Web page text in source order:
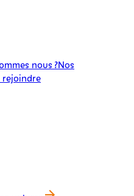
nous ?Nos
rejoindre